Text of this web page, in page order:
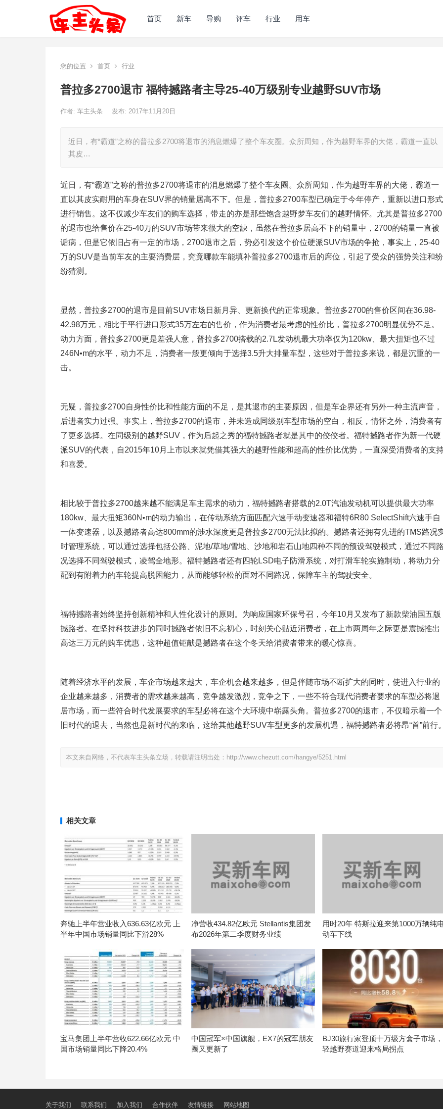
首页 新车 导购 评车 行业 用车
您的位置 首页 行业
普拉多2700退市 福特撼路者主导25-40万级别专业越野SUV市场
作者: 车主头条 发布: 2017年11月20日
近日，有“霸道”之称的普拉多2700将退市的消息燃爆了整个车友圈。众所周知，作为越野车界的大佬，霸道一直以
其皮…
近日，有“霸道”之称的普拉多2700将退市的消息燃爆了整个车友圈。众所周知，作为越野车界的大佬，霸道一
直以其皮实耐用的车身在SUV界的销量居高不下。但是，普拉多2700车型已确定于今年停产，重新以进口形式
进行销售。这不仅减少车友们的购车选择，带走的亦是那些饱含越野梦车友们的越野情怀。尤其是普拉多2700
的退市也给售价在25-40万的SUV市场带来很大的空缺，虽然在普拉多居高不下的销量中，2700的销量一直被
诟病，但是它依旧占有一定的市场，2700退市之后，势必引发这个价位硬派SUV市场的争抢，事实上，25-40
万的SUV是当前车友的主要消费层，究竟哪款车能填补普拉多2700退市后的席位，引起了受众的强势关注和纷
纷猜测。
显然，普拉多2700的退市是目前SUV市场日新月异、更新换代的正常现象。普拉多2700的售价区间在36.98-
42.98万元，相比于平行进口形式35万左右的售价，作为消费者最考虑的性价比，普拉多2700明显优势不足。
动力方面，普拉多2700更是差强人意，普拉多2700搭载的2.7L发动机最大功率仅为120kw、最大扭矩也不过
246N•m的水平，动力不足，消费者一般更倾向于选择3.5升大排量车型，这些对于普拉多来说，都是沉重的一
击。
无疑，普拉多2700自身性价比和性能方面的不足，是其退市的主要原因，但是车企界还有另外一种主流声音，
后进者实力过强。事实上，普拉多2700的退市，并未造成同级别车型市场的空白，相反，情怀之外，消费者有
了更多选择。在同级别的越野SUV，作为后起之秀的福特撼路者就是其中的佼佼者。福特撼路者作为新一代硬
派SUV的代表，自2015年10月上市以来就凭借其强大的越野性能和超高的性价比优势，一直深受消费者的支
和喜爱。
相比较于普拉多2700越来越不能满足车主需求的动力，福特撼路者搭载的2.0T汽油发动机可以提供最大功率
180kw、最大扭矩360N•m的动力输出，在传动系统方面匹配六速手动变速器和福特6R80 SelectShift六速手自
一体变速器，以及撼路者高达800mm的涉水深度更是普拉多2700无法比拟的。撼路者还拥有先进的TMS路况
时管理系统，可以通过选择包括公路、泥地/草地/雪地、沙地和岩石山地四种不同的预设驾驶模式，通过不同
况选择不同驾驶模式，凌驾全地形。福特撼路者还有四轮LSD电子防滑系统，对打滑车轮实施制动，将动力分
配到有附着力的车轮提高脱困能力，从而能够轻松的面对不同路况，保障车主的驾驶安全。
福特撼路者始终坚持创新精神和人性化设计的原则。为响应国家环保号召，今年10月又发布了新款柴油国五版
撼路者。在坚持科技进步的同时撼路者依旧不忘初心，时刻关心贴近消费者，在上市两周年之际更是震撼推出
高达三万元的购车优惠，这种超值钜献是撼路者在这个冬天给消费者带来的暖心惊喜。
随着经济水平的发展，车企市场越来越大，车企机会越来越多，但是伴随市场不断扩大的同时，使进入行业的
企业越来越多，消费者的需求越来越高，竞争越发激烈，竞争之下，一些不符合现代消费者要求的车型必将退
居市场，而一些符合时代发展要求的车型必将在这个大环境中崭露头角。普拉多2700的退市，不仅暗示着一个
旧时代的退去，当然也是新时代的来临，这给其他越野SUV车型更多的发展机遇，福特撼路者必将昂“首”前行
本文来自网络，不代表车主头条立场，转载请注明出处：http://www.chezutt.com/hangye/5251.html
相关文章
奔驰上半年营业收入636.63亿欧元 上
半年中国市场销量同比下滑28%
净营收434.82亿欧元 Stellantis集团发
布2026年第二季度财务业绩
用时20年 特斯拉迎来第1000万辆纯
动车下线
宝马集团上半年营收622.66亿欧元 中
国市场销量同比下降20.4%
中国冠军×中国旗舰，EX7的冠军朋友
圈又更新了
BJ30旅行家登顶十万级方盒子市场，
轻越野赛道迎来格局拐点
关于我们 联系我们 加入我们 合作伙伴 友情链接 网站地图